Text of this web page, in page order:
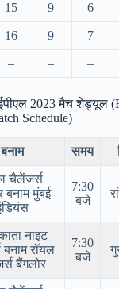
15 9 6
16 9 7
– – –
2023 मैच शेड्यूल
Schedule)
बनाम समय
चैलेंजर्स
बनाम मुंबई
7:30
बजे
नाइट
बनाम रॉयल
बैंगलोर
7:30
बजे